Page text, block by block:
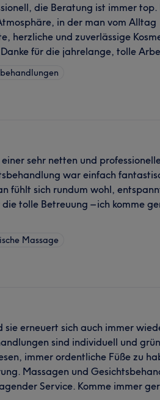
die Beratung ist immer top.
in der man vom Alltag
herzliche und zuverlässige
für die jahrelange, tolle
sehr netten und
war einfach
fühlt sich rundum wohl,
tolle Betreuung – ich komme
Massage
sie erneuert sich auch immer
sind individuell und
immer ordentliche Füße zu
Massagen und
Service. Komme immer